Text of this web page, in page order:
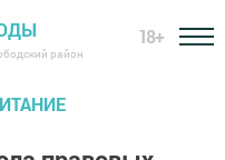
район
18+